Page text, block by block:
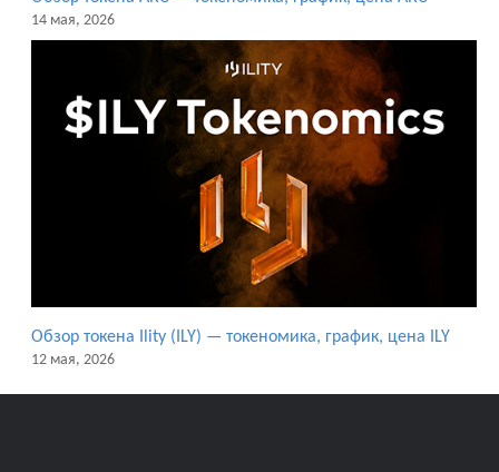
14 мая, 2026
Обзор токена Ility (ILY) — токеномика, график, цена ILY
12 мая, 2026